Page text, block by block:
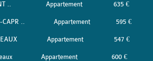
.. Appartement 635 €
CAPR .. Appartement 595 €
Appartement 547 €
Appartement 600 €